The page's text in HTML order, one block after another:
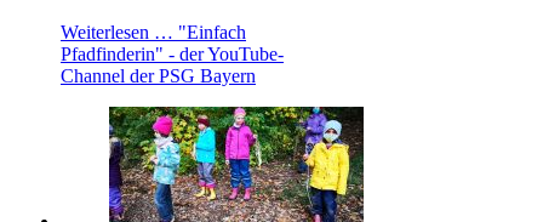
Weiterlesen … "Einfach
Pfadfinderin" - der YouTube-
Channel der PSG Bayern